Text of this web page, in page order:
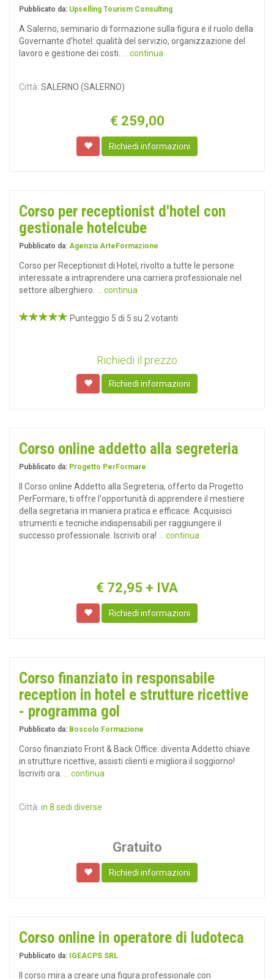
Pubblicato da: Upselling Tourism Consulting
A Salerno, seminario di formazione sulla figura e il ruolo della
Governante d'hotel: qualità del servizio, organizzazione del
lavoro e gestione dei costi.
... continua
Città: SALERNO (SALERNO)
€ 259,00
Richiedi informazioni
Corso per receptionist d'hotel con
gestionale hotelcube
Pubblicato da: Agenzia ArteFormazione
Corso per Receptionist di Hotel, rivolto a tutte le persone
interessate a intraprendere una carriera professionale nel
settore alberghiero.
... continua
Punteggio 5 di 5 su 2 votanti
Richiedi il prezzo
Richiedi informazioni
Corso online addetto alla segreteria
Pubblicato da: Progetto PerFormare
Il Corso online Addetto alla Segreteria, offerto da Progetto
PerFormare, ti offre l'opportunità di apprendere il mestiere
della segretaria in maniera pratica e efficace. Acquisisci
strumenti e tecniche indispensabili per raggiungere il
successo professionale. Iscriviti ora!
... continua
€ 72,95 + IVA
Richiedi informazioni
Corso finanziato in responsabile
reception in hotel e strutture ricettive
- programma gol
Pubblicato da: Boscolo Formazione
Corso finanziato Front & Back Office: diventa Addetto chiave
in strutture ricettive, assisti clienti e migliora il soggiorno!
Iscriviti ora.
... continua
Città: in 8 sedi diverse
Gratuito
Richiedi informazioni
Corso online in operatore di ludoteca
Pubblicato da: IGEACPS SRL
Il corso mira a creare una figura professionale con